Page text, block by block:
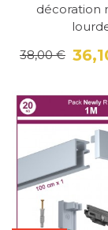
décoration
38,00 €